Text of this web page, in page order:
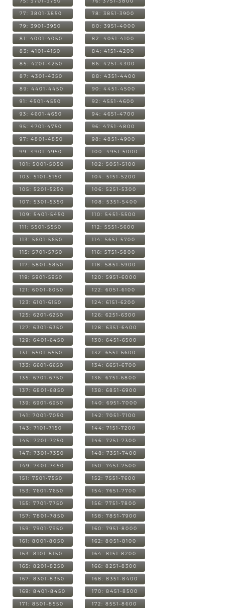
77: 3801-3850 78: 3851-3900
79: 3901-3950 80: 3951-4000
81: 4001-4050 82: 4051-4100
83: 4101-4150 84: 4151-4200
85: 4201-4250 86: 4251-4300
87: 4301-4350 88: 4351-4400
89: 4401-4450 90: 4451-4500
91: 4501-4550 92: 4551-4600
93: 4601-4650 94: 4651-4700
95: 4701-4750 96: 4751-4800
97: 4801-4850 98: 4851-4900
99: 4901-4950 100: 4951-5000
101: 5001-5050 102: 5051-5100
103: 5101-5150 104: 5151-5200
105: 5201-5250 106: 5251-5300
107: 5301-5350 108: 5351-5400
109: 5401-5450 110: 5451-5500
111: 5501-5550 112: 5551-5600
113: 5601-5650 114: 5651-5700
115: 5701-5750 116: 5751-5800
117: 5801-5850 118: 5851-5900
119: 5901-5950 120: 5951-6000
121: 6001-6050 122: 6051-6100
123: 6101-6150 124: 6151-6200
125: 6201-6250 126: 6251-6300
127: 6301-6350 128: 6351-6400
129: 6401-6450 130: 6451-6500
131: 6501-6550 132: 6551-6600
133: 6601-6650 134: 6651-6700
135: 6701-6750 136: 6751-6800
137: 6801-6850 138: 6851-6900
139: 6901-6950 140: 6951-7000
141: 7001-7050 142: 7051-7100
143: 7101-7150 144: 7151-7200
145: 7201-7250 146: 7251-7300
147: 7301-7350 148: 7351-7400
149: 7401-7450 150: 7451-7500
151: 7501-7550 152: 7551-7600
153: 7601-7650 154: 7651-7700
155: 7701-7750 156: 7751-7800
157: 7801-7850 158: 7851-7900
159: 7901-7950 160: 7951-8000
161: 8001-8050 162: 8051-8100
163: 8101-8150 164: 8151-8200
165: 8201-8250 166: 8251-8300
167: 8301-8350 168: 8351-8400
169: 8401-8450 170: 8451-8500
171: 8501-8550 172: 8551-8600